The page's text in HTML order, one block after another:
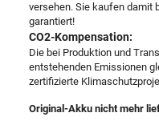
versehen. Sie kaufen damit
garantiert!
CO2-Kompensation:
Die bei Produktion und
entstehenden Emissionen
zertifizierte
Original-Akku nicht mehr